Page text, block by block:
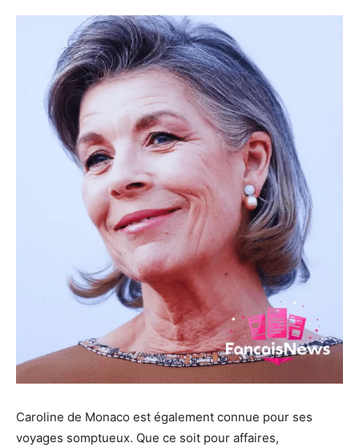
Caroline de Monaco est également connue pour ses
voyages somptueux. Que ce soit pour affaires,